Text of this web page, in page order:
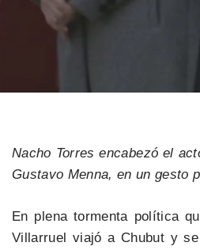
Nacho Torres encabezó el
Gustavo Menna, en un gesto
En plena tormenta política
Villarruel viajó a Chubut y